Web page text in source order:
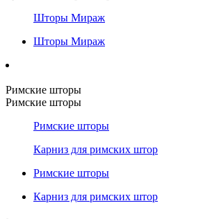
Шторы Мираж
Шторы Мираж
Римские шторы
Римские шторы
Римские шторы
Карниз для римских штор
Римские шторы
Карниз для римских штор